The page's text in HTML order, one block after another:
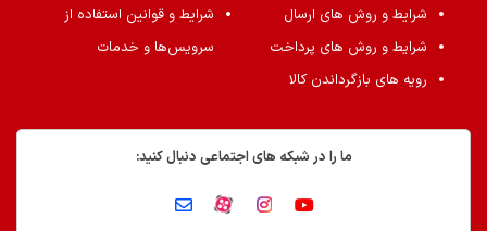
شرایط و روش های ارسال
شرایط و روش های پرداخت
رویه های بازگرداندن کالا
شرایط و قوانین استفاده از
سرویس‌ها و خدمات
ما را در شبکه های اجتماعی دنبال کنید: